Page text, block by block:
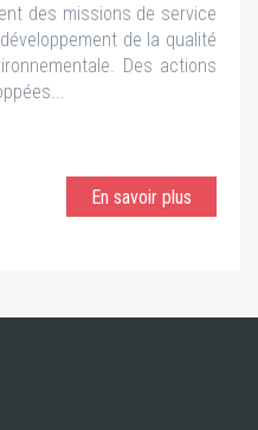
des missions de service
de la qualité
Des actions
En savoir plus